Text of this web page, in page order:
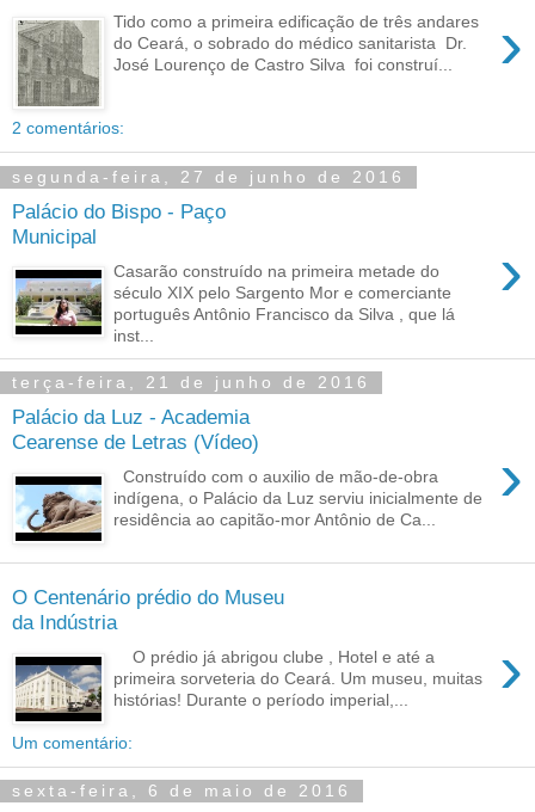
›
Tido como a primeira edificação de três andares
do Ceará, o sobrado do médico sanitarista Dr.
José Lourenço de Castro Silva foi construí...
2 comentários:
segunda-feira, 27 de junho de 2016
Palácio do Bispo - Paço
Municipal
›
Casarão construído na primeira metade do
século XIX pelo Sargento Mor e comerciante
português Antônio Francisco da Silva , que lá
inst...
terça-feira, 21 de junho de 2016
Palácio da Luz - Academia
Cearense de Letras (Vídeo)
›
Construído com o auxilio de mão-de-obra
indígena, o Palácio da Luz serviu inicialmente de
residência ao capitão-mor Antônio de Ca...
O Centenário prédio do Museu
da Indústria
›
O prédio já abrigou clube , Hotel e até a
primeira sorveteria do Ceará. Um museu, muitas
histórias! Durante o período imperial,...
Um comentário:
sexta-feira, 6 de maio de 2016